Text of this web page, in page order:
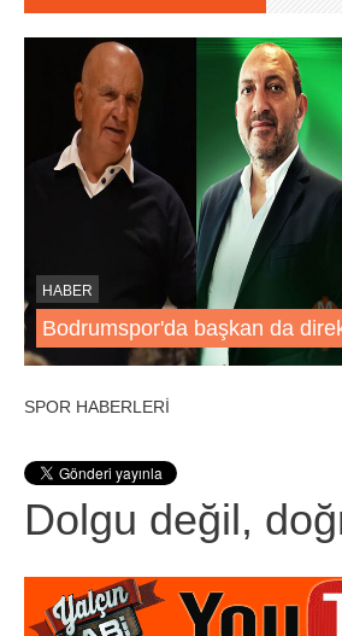
HABER
Bodrumspor'da başkan da
SPOR HABERLERİ
Dolgu değil,